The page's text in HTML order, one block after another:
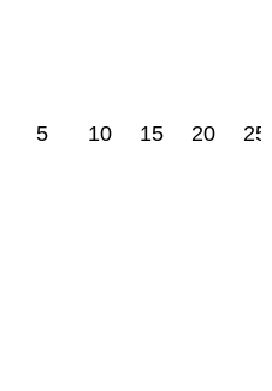
5 10 15 20 25